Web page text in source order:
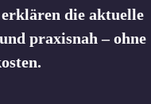
die aktuelle
praxisnah – ohne